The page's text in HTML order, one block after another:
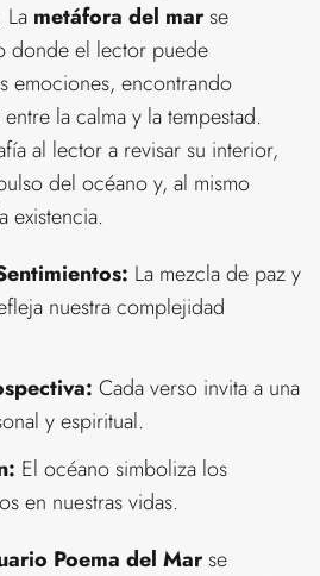
La metáfora del marse
donde el lector puede
emociones, encontrando
la calma y la tempestad.
al lector a revisar su interior,
del océano y, al mismo
existencia.
La mezcla de paz y
nuestra complejidad
Cada verso invita a una
y espiritual.
El océano simboliza los
en nuestras vidas.
Poema del Marse